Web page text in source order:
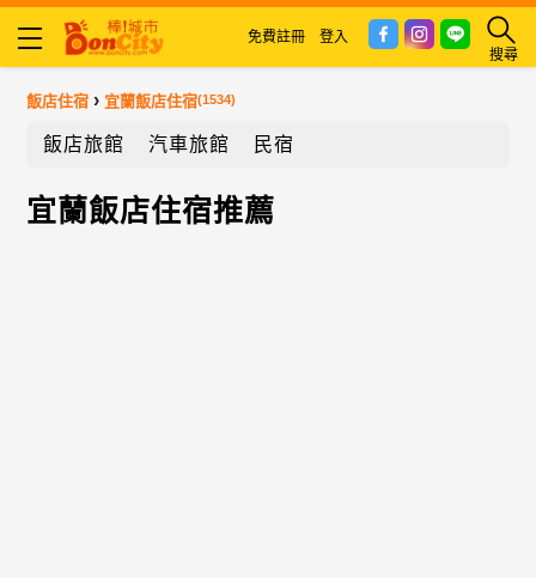
搜尋
免費註冊 登入
飯店住宿 › 宜蘭飯店住宿(1534)
飯店旅館 汽車旅館 民宿
宜蘭飯店住宿推薦